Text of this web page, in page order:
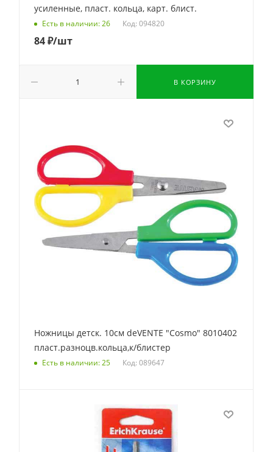
усиленные, пласт. кольца, карт. блист.
Есть в наличии: 26 Код: 094820
84₽/шт
В КОРЗИНУ
Ножницы детск. 10см deVENTE "Cosmo" 8010402
пласт.разноцв.кольца,к/блистер
Есть в наличии: 25 Код: 089647